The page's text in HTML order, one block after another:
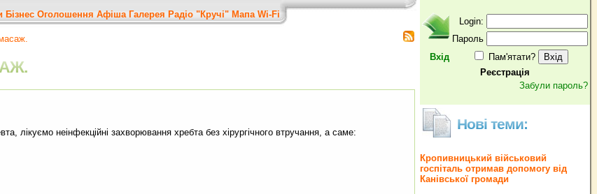
Бізнес Оголошення Афіша Галерея Радіо "Кручі" Мапа Wi-Fi
лікуємо неінфекційні захворювання хребта без хірургічного втручання, а саме:
Вхід
Login:
Пароль
Пам'ятати?
Реєстрація
Забули пароль?
Нові теми:
Кропивницький військовий
госпіталь отримав допомогу від
Канівської громади